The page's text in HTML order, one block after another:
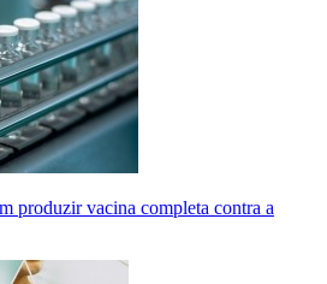
produzir vacina completa contra a